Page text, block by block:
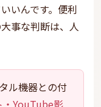
いんです。便利
事な判断は、人
ル機器との付
・YouTube影